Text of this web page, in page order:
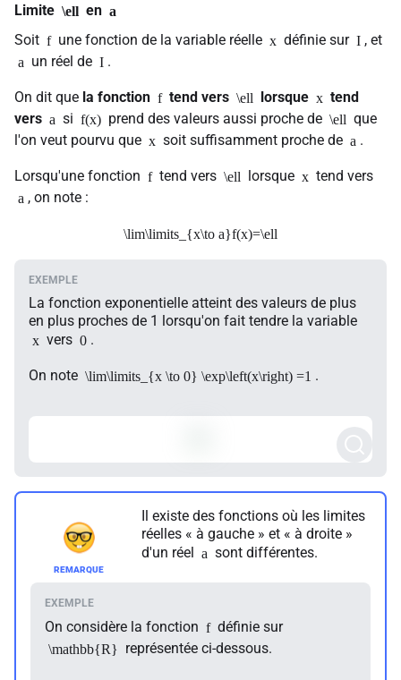
Limite \ell en a
Soit f une fonction de la variable réelle x définie sur I , et
a un réel de I .
On dit que la fonction f tend vers \ell lorsque x tend
vers a si f(x) prend des valeurs aussi proche de \ell que
l'on veut pourvu que x soit suffisamment proche de a .
Lorsqu'une fonction f tend vers \ell lorsque x tend vers
a , on note :
\lim\limits_{x\to a}f(x)=\ell
La fonction exponentielle atteint des valeurs de plus
en plus proches de 1 lorsqu'on fait tendre la variable
x vers 0 .
On note \lim\limits_{x \to 0} \exp\left(x\right) =1 .
Il existe des fonctions où les limites
réelles « à gauche » et « à droite »
d'un réel
a sont différentes.
On considère la fonction f définie sur
\mathbb{R} représentée ci-dessous.